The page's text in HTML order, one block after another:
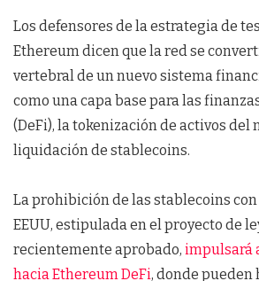
Los defensores de la estrategia de
Ethereum dicen que la red se
vertebral de un nuevo sistema
como una capa base para las
(DeFi), la tokenización de activos del
liquidación de stablecoins.
La prohibición de las stablecoins
EEUU, estipulada en el proyecto de
recientemente aprobado, impulsará
hacia Ethereum DeFi, donde pueden